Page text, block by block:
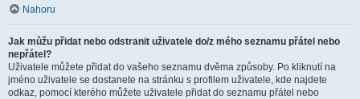
Nahoru
Jak můžu přidat nebo odstranit uživatele do/z mého seznamu přátel nebo
nepřátel?
Uživatele můžete přidat do vašeho seznamu dvěma způsoby. Po kliknutí na
jméno uživatele se dostanete na stránku s profilem uživatele, kde najdete
odkaz, pomocí kterého můžete uživatele přidat do seznamu přátel nebo